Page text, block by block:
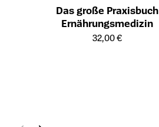
Das große Praxisbuch
Ernährungsmedizin
Öffnet die Detailseite des Produkts
32,00 €